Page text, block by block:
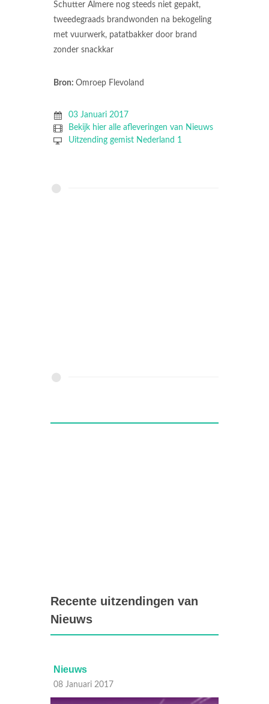
Schutter Almere nog steeds niet gepakt,
tweedegraads brandwonden na bekogeling
met vuurwerk, patatbakker door brand
zonder snackkar
Bron: Omroep Flevoland
03 Januari 2017
Bekijk hier alle afleveringen van Nieuws
Uitzending gemist Nederland 1
Recente uitzendingen van
Nieuws
Nieuws
07 Januari 2017